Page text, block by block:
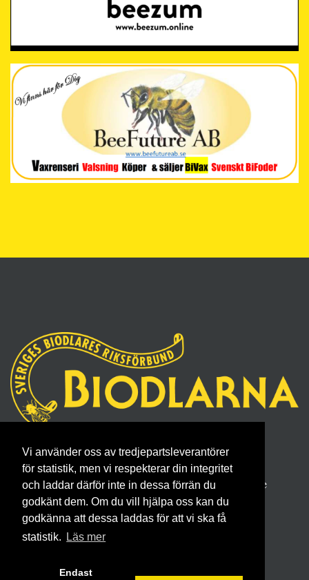
Vi använder oss av tredjepartsleverantörer
för statistik, men vi respekterar din integritet
och laddar därför inte in dessa förrän du
godkänt dem. Om du vill hjälpa oss kan du
godkänna att dessa laddas för att vi ska få
statistik.
Läs mer
Endast
Sveriges Biodlares Riksförbund
Borgmästaregatan 26, 596 34 Skänninge
Telefon 0142- 48 20 00, E-post: info@biodlarna.se
Köpvillkor för medlemskap